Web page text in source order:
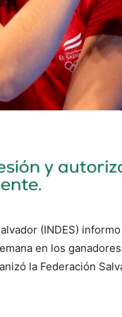
(INDES)
en los
la Federación